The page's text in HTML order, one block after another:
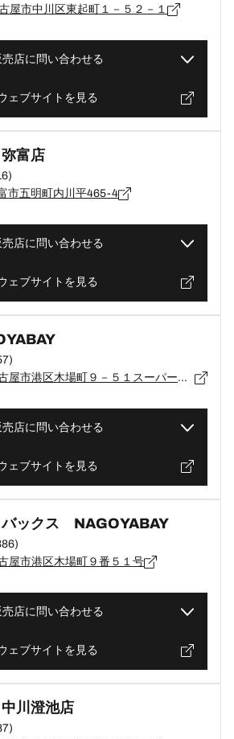
屋市中川区東起町１－５２－１
売店に問い合わせる
ェブサイトを見る
富店
市五明町内川平465-4
売店に問い合わせる
ェブサイトを見る
455-0021 愛知県名古屋市港区木場町９－５１スーパーオートバックスナゴヤベイ２Ｆ
売店に問い合わせる
ェブサイトを見る
バックス NAGOYABAY
屋市港区木場町９番５１号
売店に問い合わせる
ェブサイトを見る
川澄池店